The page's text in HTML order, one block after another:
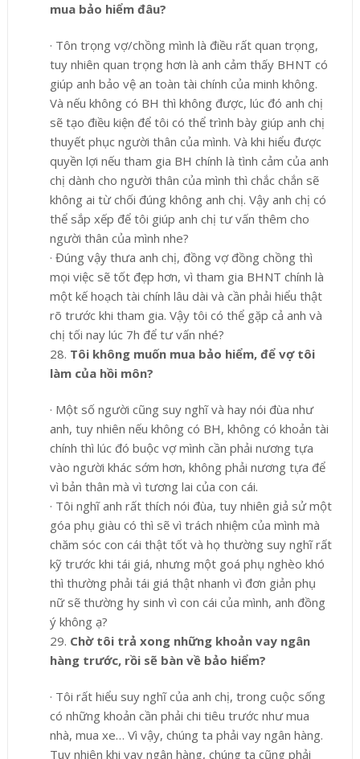
mua bảo hiểm đâu?
· Tôn trọng vợ/chồng mình là điều rất quan trọng,
tuy nhiên quan trọng hơn là anh cảm thấy BHNT có
giúp anh bảo vệ an toàn tài chính của minh không.
Và nếu không có BH thì không được, lúc đó anh chị
sẽ tạo điều kiện để tôi có thể trình bày giúp anh chị
thuyết phục người thân của mình. Và khi hiểu được
quyền lợi nếu tham gia BH chính là tình cảm của anh
chị dành cho người thân của mình thì chắc chắn sẽ
không ai từ chối đúng không anh chị. Vậy anh chị có
thể sắp xếp để tôi giúp anh chị tư vấn thêm cho
người thân của mình nhe?
· Đúng vậy thưa anh chị, đồng vợ đồng chồng thì
mọi việc sẽ tốt đẹp hơn, vì tham gia BHNT chính là
một kế hoạch tài chính lâu dài và cần phải hiểu thật
rõ trước khi tham gia. Vậy tôi có thể gặp cả anh và
chị tối nay lúc 7h để tư vấn nhé?
28. Tôi không muốn mua bảo hiểm, để vợ tôi
làm của hồi môn?
· Một số người cũng suy nghĩ và hay nói đùa như
anh, tuy nhiên nếu không có BH, không có khoản tài
chính thì lúc đó buộc vợ mình cần phải nương tựa
vào người khác sớm hơn, không phải nương tựa để
vì bản thân mà vì tương lai của con cái.
· Tôi nghĩ anh rất thích nói đùa, tuy nhiên giả sử một
góa phụ giàu có thì sẽ vì trách nhiệm của mình mà
chăm sóc con cái thật tốt và họ thường suy nghĩ rất
kỹ trước khi tái giá, nhưng một goá phụ nghèo khó
thì thường phải tái giá thật nhanh vì đơn giản phụ
nữ sẽ thường hy sinh vì con cái của mình, anh đồng
ý không ạ?
29. Chờ tôi trả xong những khoản vay ngân
hàng trước, rồi sẽ bàn về bảo hiểm?
· Tôi rất hiểu suy nghĩ của anh chị, trong cuộc sống
có những khoản cần phải chi tiêu trước như mua
nhà, mua xe… Vì vậy, chúng ta phải vay ngân hàng.
Tuy nhiên khi vay ngân hàng, chúng ta cũng phải